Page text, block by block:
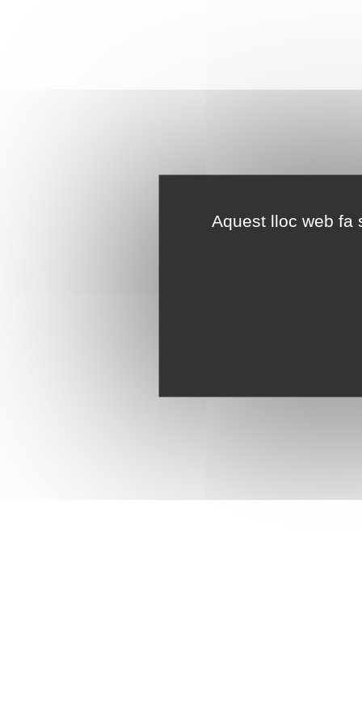
Aquest lloc web fa